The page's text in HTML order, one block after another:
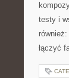
testy i
łączyć